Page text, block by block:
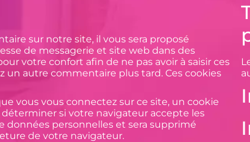
sur notre site, il vous sera proposé
de messagerie et site web dans des
votre confort afin de ne pas avoir à saisir ces
un autre commentaire plus tard. Ces cookies
vous vous connectez sur ce site, un cookie
si votre navigateur accepte les
données personnelles et sera supprimé
de votre navigateur.